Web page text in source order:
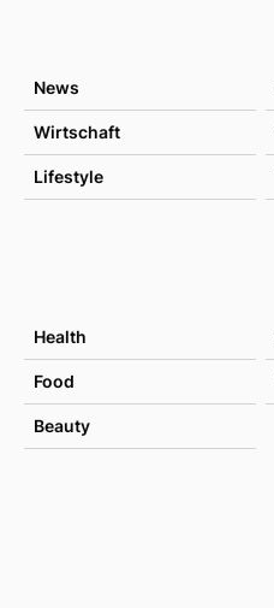
News
Wirtschaft
Lifestyle
Health
Food
Beauty